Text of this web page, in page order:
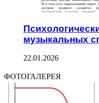
музыкальных
22.01.2026
ФОТОГАЛЕРЕЯ